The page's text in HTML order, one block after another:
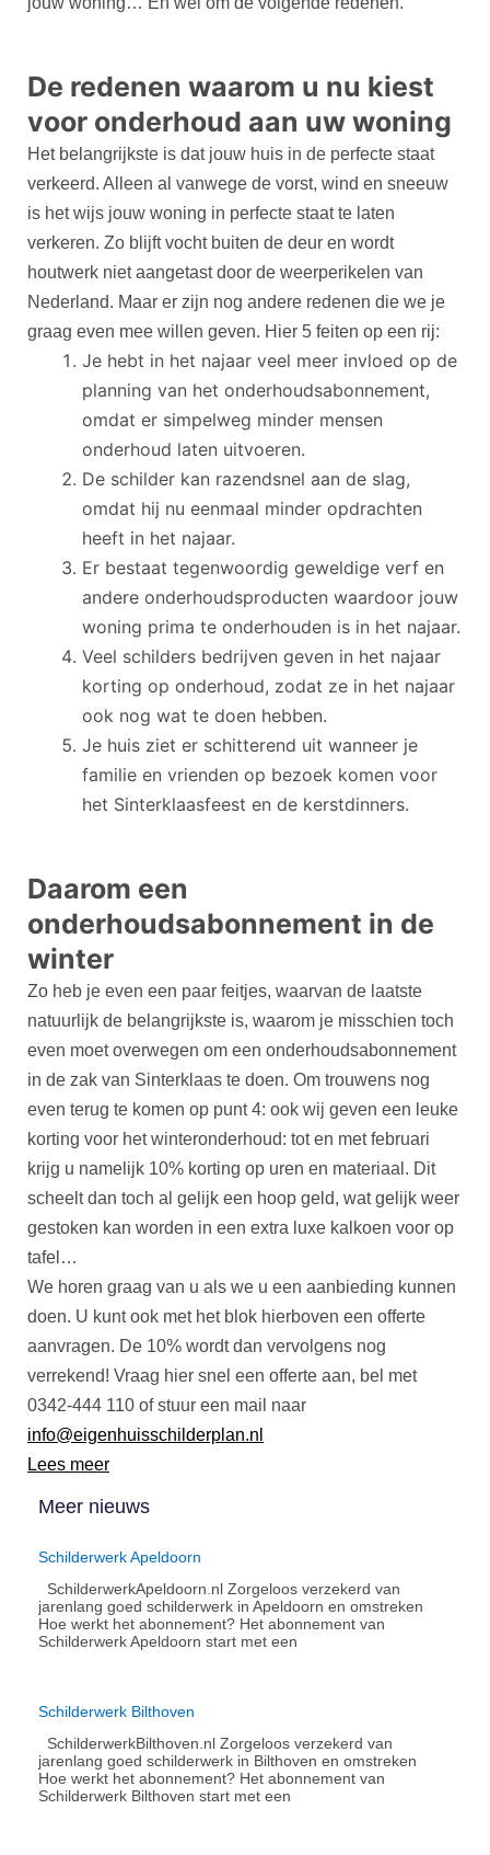
De redenen waarom u nu kiest
voor onderhoud aan uw woning
Het belangrijkste is dat jouw huis in de perfecte staat
verkeerd. Alleen al vanwege de vorst, wind en sneeuw
is het wijs jouw woning in perfecte staat te laten
verkeren. Zo blijft vocht buiten de deur en wordt
houtwerk niet aangetast door de weerperikelen van
Nederland. Maar er zijn nog andere redenen die we je
graag even mee willen geven. Hier 5 feiten op een rij:
Je hebt in het najaar veel meer invloed op de
planning van het onderhoudsabonnement,
omdat er simpelweg minder mensen
onderhoud laten uitvoeren.
De schilder kan razendsnel aan de slag,
omdat hij nu eenmaal minder opdrachten
heeft in het najaar.
Er bestaat tegenwoordig geweldige verf en
andere onderhoudsproducten waardoor jouw
woning prima te onderhouden is in het najaar.
Veel schilders bedrijven geven in het najaar
korting op onderhoud, zodat ze in het najaar
ook nog wat te doen hebben.
Je huis ziet er schitterend uit wanneer je
familie en vrienden op bezoek komen voor
het Sinterklaasfeest en de kerstdinners.
Daarom een
onderhoudsabonnement in de
winter
Zo heb je even een paar feitjes, waarvan de laatste
natuurlijk de belangrijkste is, waarom je misschien toch
even moet overwegen om een onderhoudsabonnement
in de zak van Sinterklaas te doen. Om trouwens nog
even terug te komen op punt 4: ook wij geven een leuke
korting voor het winteronderhoud: tot en met februari
krijg u namelijk 10% korting op uren en materiaal. Dit
scheelt dan toch al gelijk een hoop geld, wat gelijk weer
gestoken kan worden in een extra luxe kalkoen voor op
tafel…
We horen graag van u als we u een aanbieding kunnen
doen. U kunt ook met het blok hierboven een offerte
aanvragen. De 10% wordt dan vervolgens nog
verrekend! Vraag hier snel een offerte aan, bel met
0342-444 110 of stuur een mail naar
info@eigenhuisschilderplan.nl
Lees meer
Meer nieuws
Schilderwerk Apeldoorn
SchilderwerkApeldoorn.nl Zorgeloos verzekerd van
jarenlang goed schilderwerk in Apeldoorn en omstreken
Hoe werkt het abonnement?​ Het abonnement van
Schilderwerk Apeldoorn start met een
Schilderwerk Bilthoven
SchilderwerkBilthoven.nl Zorgeloos verzekerd van
jarenlang goed schilderwerk in Bilthoven en omstreken
Hoe werkt het abonnement?​ Het abonnement van
Schilderwerk Bilthoven start met een